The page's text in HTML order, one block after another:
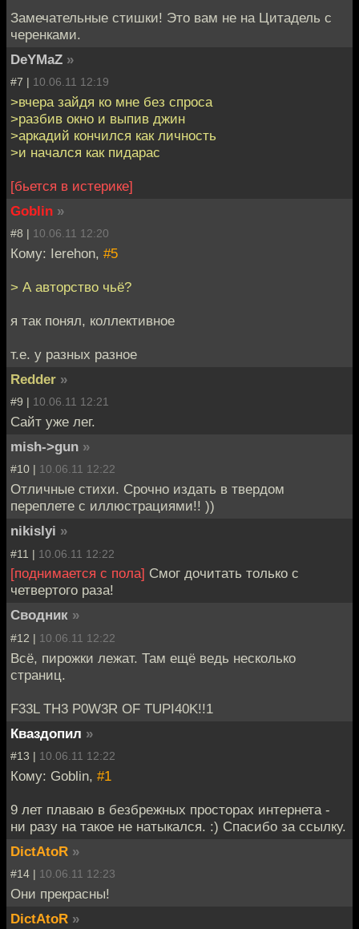
Замечательные стишки! Это вам не на Цитадель с
черенками.
DeYMaZ »
#7 | 10.06.11 12:19
>вчера зайдя ко мне без спроса
>разбив окно и выпив джин
>аркадий кончился как личность
>и начался как пидарас
[бьется в истерике]
Goblin »
#8 | 10.06.11 12:20
Кому: Ierehon, #5
> А авторство чьё?
я так понял, коллективное
т.е. у разных разное
Redder »
#9 | 10.06.11 12:21
Сайт уже лег.
mish->gun »
#10 | 10.06.11 12:22
Отличные стихи. Срочно издать в твердом
переплете с иллюстрациями!! ))
nikislyi »
#11 | 10.06.11 12:22
[поднимается с пола] Смог дочитать только с
четвертого раза!
Сводник »
#12 | 10.06.11 12:22
Всё, пирожки лежат. Там ещё ведь несколько
страниц.
F33L TH3 P0W3R OF TUPI40K!!1
Кваздопил »
#13 | 10.06.11 12:22
Кому: Goblin, #1
9 лет плаваю в безбрежных просторах интернета -
ни разу на такое не натыкался. :) Спасибо за ссылку.
DictAtoR »
#14 | 10.06.11 12:23
Они прекрасны!
DictAtoR »